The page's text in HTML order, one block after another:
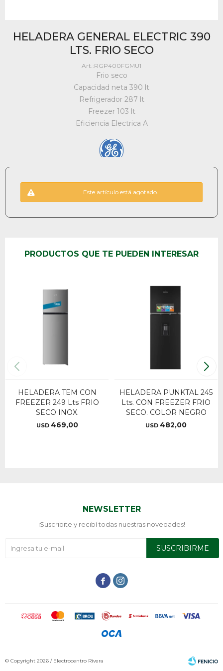
HELADERA GENERAL ELECTRIC 390
LTS. FRIO SECO
RGP400FGMU1
Frio seco
Capacidad neta 390 lt
Refrigerador 287 lt
Freezer 103 lt
Eficiencia Electrica A
Este artículo está agotado.
PRODUCTOS QUE TE PUEDEN INTERESAR
HELADERA TEM CON
FREEZER 249 Lts FRIO
SECO INOX.
USD 469,00
HELADERA PUNKTAL 245
Lts. CON FREEZER FRIO
SECO. COLOR NEGRO
USD 482,00
NEWSLETTER
¡Suscribite y recibí todas nuestras novedades!
SUSCRIBIRME
 
© Copyright 2026 / Electrocentro Rivera